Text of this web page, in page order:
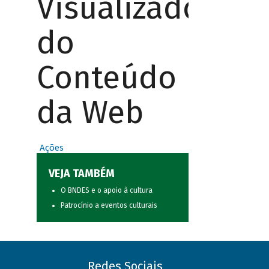
Visualizador
do
Conteúdo
da Web
Ações
VEJA TAMBÉM
O BNDES e o apoio à cultura
Patrocínio a eventos culturais
Redes Sociais